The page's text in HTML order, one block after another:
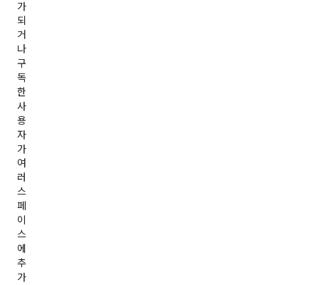
가
되
거
나
구
독
한
사
용
자
가
여
러
스
페
이
스
에
추
가